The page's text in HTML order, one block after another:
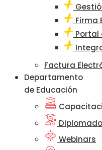
Firma
Portal
Factura
Departamento
de Educación
Webinars